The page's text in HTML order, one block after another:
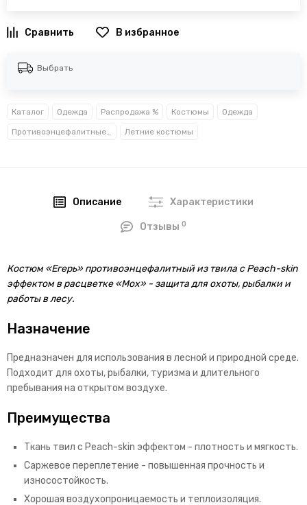
В избранное
Выбрать
Каталог Одежда Распродажа % Костюмы Одежда
Противоэнцефалитные костюмы Летние костюмы
Описание Характеристики
Отзывы0
Костюм «Егерь» противоэнцефалитный из твила с Peach-skin
эффектом в расцветке «Мох» - защита для охоты, рыбалки и
работы в лесу.
Назначение
Предназначен для использования в лесной и природной среде.
Подходит для охоты, рыбалки, туризма и длительного
пребывания на открытом воздухе.
Преимущества
Ткань твил с Peach-skin эффектом - плотность и мягкость.
Саржевое переплетение - повышенная прочность и
износостойкость.
Хорошая воздухопроницаемость и теплоизоляция.